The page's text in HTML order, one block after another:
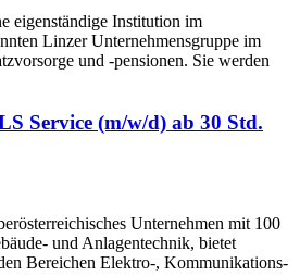
eigenständige Institution im
Linzer Unternehmensgruppe im
und -pensionen. Sie werden
Service (m/w/d) ab 30 Std.
Unternehmen mit 100
und Anlagentechnik, bietet
Bereichen Elektro-, Kommunikations-